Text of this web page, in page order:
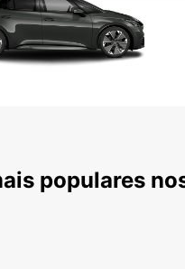
populares